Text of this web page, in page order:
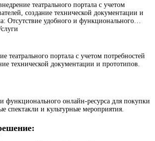
театрального портала с учетом
создание технической документации и
Отсутствие удобного и функционального…
театрального портала с учетом потребностей
технической документации и прототипов.
функционального онлайн-ресурса для покупки
спектакли и культурные мероприятия.